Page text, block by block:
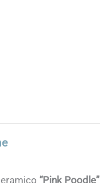
“Pink Poodle”